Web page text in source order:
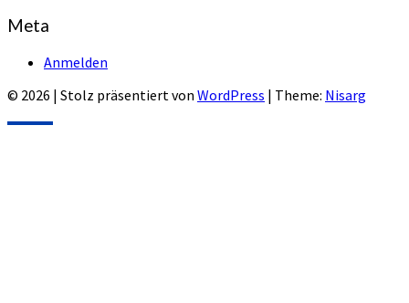
Meta
Anmelden
© 2026 | Stolz präsentiert von WordPress | Theme: Nisarg